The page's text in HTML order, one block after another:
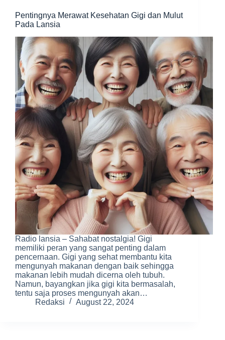
Pentingnya Merawat Kesehatan Gigi dan Mulut
Pada Lansia
Radio lansia – Sahabat nostalgia! Gigi
memiliki peran yang sangat penting dalam
pencernaan. Gigi yang sehat membantu kita
mengunyah makanan dengan baik sehingga
makanan lebih mudah dicerna oleh tubuh.
Namun, bayangkan jika gigi kita bermasalah,
tentu saja proses mengunyah akan…
Redaksi
August 22, 2024